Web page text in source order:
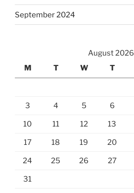
September 2024
August 2026
M
T W T
3 4 5 6
10 11 12 13
17 18 19 20
24 25 26 27
31